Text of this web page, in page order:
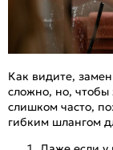
Как видите,
сложно, но, чтобы
слишком часто,
гибким шлангом